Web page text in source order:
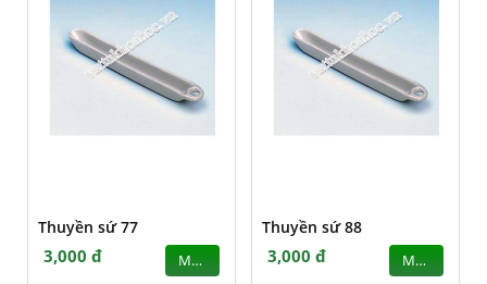
Thuyền sứ 77
3,000 đ MUA
Thuyền sứ 88
3,000 đ MUA